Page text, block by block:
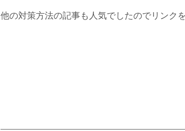
他の対策方法の記事も人気でしたのでリンク